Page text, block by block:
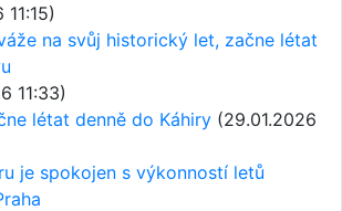
11:15)
na svůj historický let, začne létat
11:33)
létat denně do Káhiry (29.01.2026
je spokojen s výkonností letů